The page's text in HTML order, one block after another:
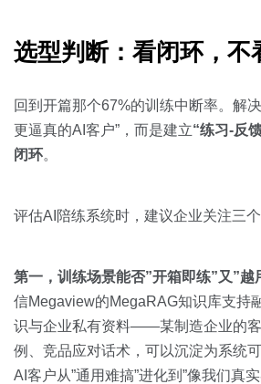
选型判断：看闭环，不
回到开篇那个67%的训练中断率。解
更逼真的AI客户”，而是建立“练习-反
闭环。
评估AI陪练系统时，建议企业关注三个
第一，训练场景能否”开箱即练”又”越
信Megaview的MegaRAG知识库支持
识与企业私有资料——某制造企业的
例、竞品应对话术，可以沉淀为系统
AI客户从”通用难搞”进化到”像我们真实